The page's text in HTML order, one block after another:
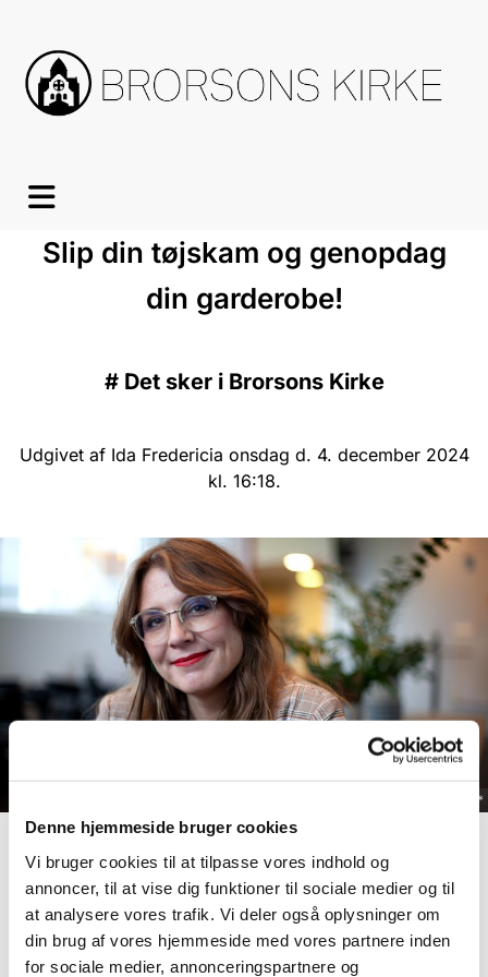
Denne hjemmeside bruger cookies
Vi bruger cookies til at tilpasse vores indhold og
annoncer, til at vise dig funktioner til sociale medier og til
at analysere vores trafik. Vi deler også oplysninger om
din brug af vores hjemmeside med vores partnere inden
for sociale medier, annonceringspartnere og
Slip din tøjskam og genopdag
din garderobe!
# Det sker i Brorsons Kirke
Udgivet af Ida Fredericia onsdag d. 4. december 2024
kl. 16:18.
© *
Slip din tøjskam og genopdag din garderobe!
Kæmper du også med tøjskam? Tal fra Eurostat viser,
at danskerne har et tøjforbrug, der ligger 35 procent